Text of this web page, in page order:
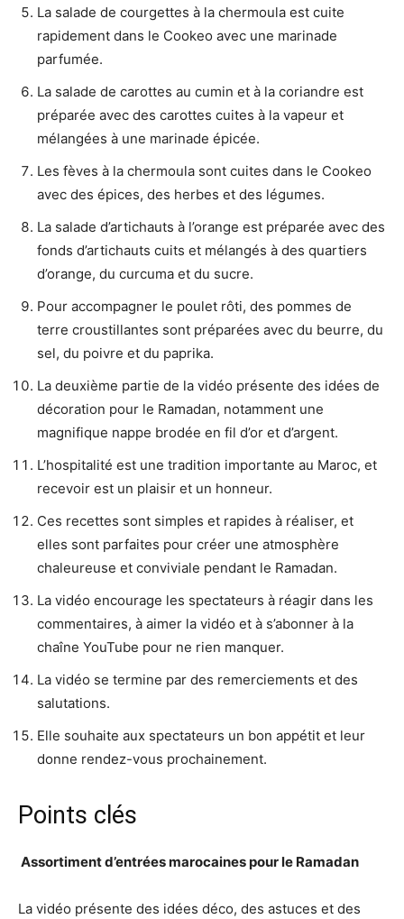
La salade de courgettes à la chermoula est cuite
rapidement dans le Cookeo avec une marinade
parfumée.
La salade de carottes au cumin et à la coriandre est
préparée avec des carottes cuites à la vapeur et
mélangées à une marinade épicée.
Les fèves à la chermoula sont cuites dans le Cookeo
avec des épices, des herbes et des légumes.
La salade d’artichauts à l’orange est préparée avec des
fonds d’artichauts cuits et mélangés à des quartiers
d’orange, du curcuma et du sucre.
Pour accompagner le poulet rôti, des pommes de
terre croustillantes sont préparées avec du beurre, du
sel, du poivre et du paprika.
La deuxième partie de la vidéo présente des idées de
décoration pour le Ramadan, notamment une
magnifique nappe brodée en fil d’or et d’argent.
L’hospitalité est une tradition importante au Maroc, et
recevoir est un plaisir et un honneur.
Ces recettes sont simples et rapides à réaliser, et
elles sont parfaites pour créer une atmosphère
chaleureuse et conviviale pendant le Ramadan.
La vidéo encourage les spectateurs à réagir dans les
commentaires, à aimer la vidéo et à s’abonner à la
chaîne YouTube pour ne rien manquer.
La vidéo se termine par des remerciements et des
salutations.
Elle souhaite aux spectateurs un bon appétit et leur
donne rendez-vous prochainement.
Points clés
️ Assortiment d’entrées marocaines pour le Ramadan
La vidéo présente des idées déco, des astuces et des